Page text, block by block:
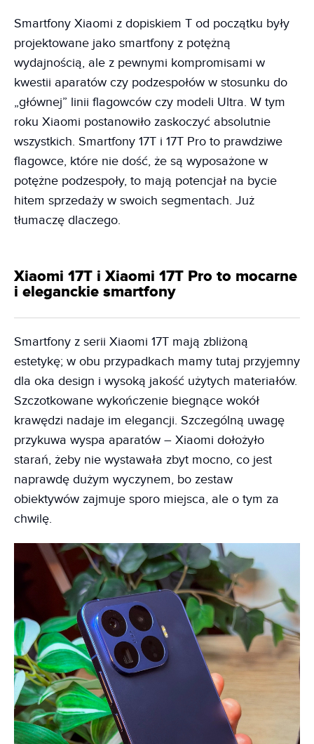
Smartfony Xiaomi z dopiskiem T od początku były
projektowane jako smartfony z potężną
wydajnością, ale z pewnymi kompromisami w
kwestii aparatów czy podzespołów w stosunku do
„głównej” linii flagowców czy modeli Ultra. W tym
roku Xiaomi postanowiło zaskoczyć absolutnie
wszystkich. Smartfony 17T i 17T Pro to prawdziwe
flagowce, które nie dość, że są wyposażone w
potężne podzespoły, to mają potencjał na bycie
hitem sprzedaży w swoich segmentach. Już
tłumaczę dlaczego.
Xiaomi 17T i Xiaomi 17T Pro to mocarne
i eleganckie smartfony
Smartfony z serii Xiaomi 17T mają zbliżoną
estetykę; w obu przypadkach mamy tutaj przyjemny
dla oka design i wysoką jakość użytych materiałów.
Szczotkowane wykończenie biegnące wokół
krawędzi nadaje im elegancji. Szczególną uwagę
przykuwa wyspa aparatów – Xiaomi dołożyło
starań, żeby nie wystawała zbyt mocno, co jest
naprawdę dużym wyczynem, bo zestaw
obiektywów zajmuje sporo miejsca, ale o tym za
chwilę.